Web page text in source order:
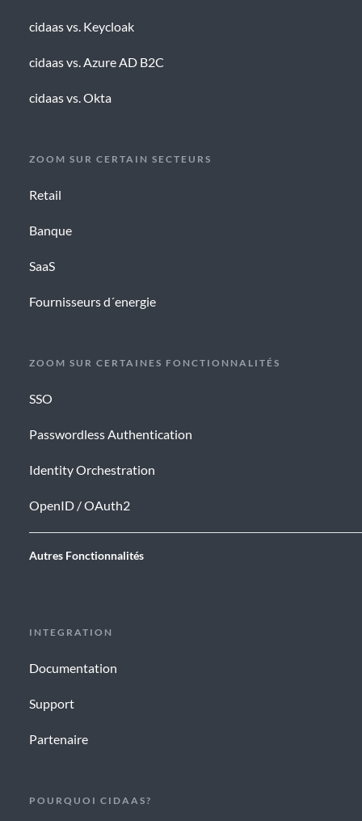
cidaas vs. Keycloak
cidaas vs. Azure AD B2C
cidaas vs. Okta
ZOOM SUR CERTAIN SECTEURS
Retail
Banque
SaaS
Fournisseurs d´energie
ZOOM SUR CERTAINES FONCTIONNALITÉS
SSO
Passwordless Authentication
Identity Orchestration
OpenID / OAuth2
Autres Fonctionnalités
INTEGRATION
Documentation
Support
Partenaire
POURQUOI CIDAAS?